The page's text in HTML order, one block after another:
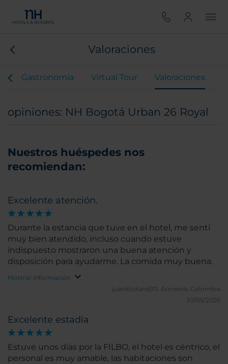
Valoraciones
Gastronomía Virtual Tour Valoraciones
opiniones: NH Bogotá Urban 26 Royal
Nuestros huéspedes nos
recomiendan:
Excelente atención.
Durante la estancia que tuve en el hotel, me sentí
muy bien atendido, incluso cuando estuve
indispuesto mostraron una buena atención y
disposición para ayudarme. La comida muy buena.
Mostrar información
juankhstand311. Armenia, Colombia
30/05/2026
Excelente estadía
Estuve unos días por la FILBO, el hotel es céntrico, el
personal es muy amable, las habitaciones son